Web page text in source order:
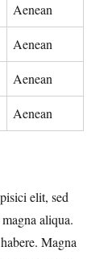
Aenean
Aenean
Aenean
Aenean
elit, sed
aliqua.
Magna